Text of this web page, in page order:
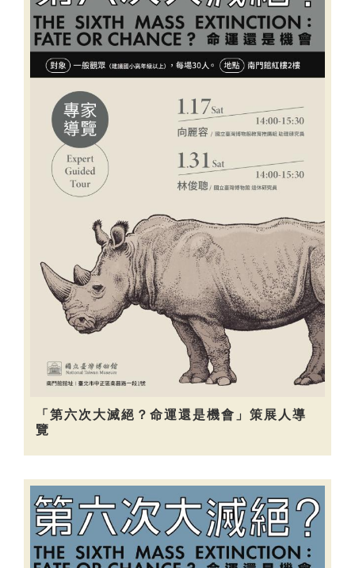
「第六次大滅絕？命運還是機會」策展人導
覽